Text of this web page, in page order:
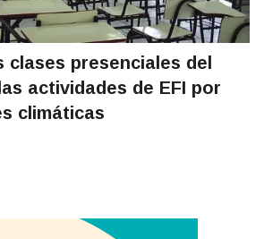
clases presenciales del
actividades de EFI por
climáticas